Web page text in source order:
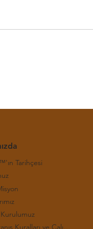
Hafta 2026)
Tarihçesi